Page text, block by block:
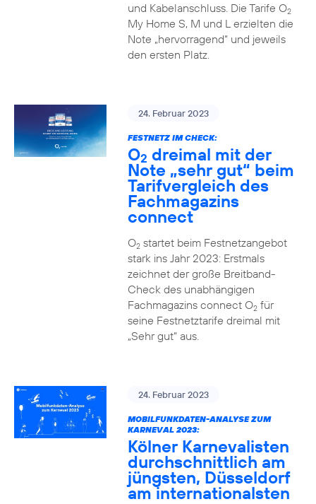
und Kabelanschluss. Die Tarife O2
My Home S, M und L erzielten die
Note „hervorragend“ und jeweils
den ersten Platz.
24. Februar 2023
FESTNETZ IM CHECK:
O2 dreimal mit der
Note „sehr gut“ beim
Tarifvergleich des
Fachmagazins
connect
O2startet beim Festnetzangebot
stark ins Jahr 2023: Erstmals
zeichnet der große Breitband-
Check des unabhängigen
Fachmagazins connect O2für
seine Festnetztarife dreimal mit
„Sehr gut“ aus.
24. Februar 2023
MOBILFUNKDATEN-ANALYSE ZUM
KARNEVAL 2023:
Kölner Karnevalisten
durchschnittlich am
jüngsten, Düsseldorf
am internationalsten